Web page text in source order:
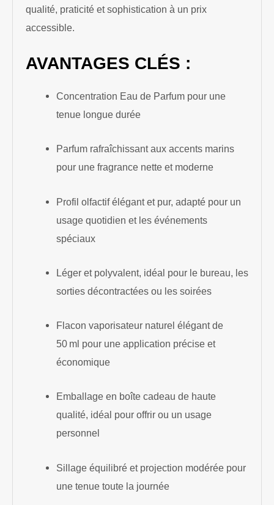
qualité, praticité et sophistication à un prix
accessible.
AVANTAGES CLÉS :
Concentration Eau de Parfum pour une
tenue longue durée
Parfum rafraîchissant aux accents marins
pour une fragrance nette et moderne
Profil olfactif élégant et pur, adapté pour un
usage quotidien et les événements
spéciaux
Léger et polyvalent, idéal pour le bureau, les
sorties décontractées ou les soirées
Flacon vaporisateur naturel élégant de
50 ml pour une application précise et
économique
Emballage en boîte cadeau de haute
qualité, idéal pour offrir ou un usage
personnel
Sillage équilibré et projection modérée pour
une tenue toute la journée